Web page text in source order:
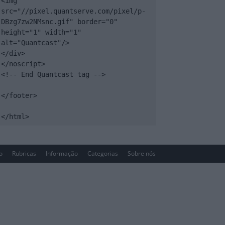
src="//pixel.quantserve.com/pixel/p-
DBzg7zw2NMsnc.gif" border="0"
height="1" width="1"
alt="Quantcast"/>
</div>
</noscript>
<!-- End Quantcast tag -->
</footer>
</html>
Rubricas Informação Categorias Sobre nós